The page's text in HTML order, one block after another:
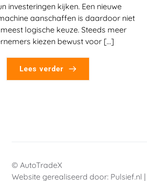
investeringen kijken. Een nieuwe
aanschaffen is daardoor niet
logische keuze. Steeds meer
kiezen bewust voor […]
Lees verder
© AutoTradeX
Website gerealiseerd door: Pulsief.nl |